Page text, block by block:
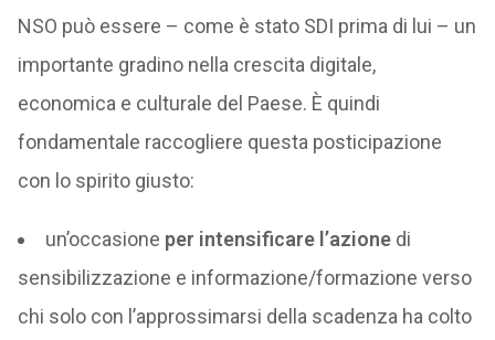
NSO può essere – come è stato SDI prima di lui – un
importante gradino nella crescita digitale,
economica e culturale del Paese. È quindi
fondamentale raccogliere questa posticipazione
con lo spirito giusto:
un’occasione per intensificare l’azionedi
sensibilizzazione e informazione/formazione verso
chi solo con l’approssimarsi della scadenza ha colto